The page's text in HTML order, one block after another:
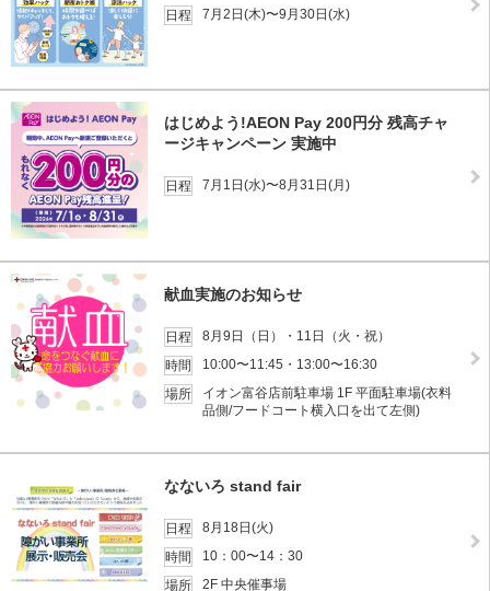
日程 7月2日(木)〜9月30日(水)
はじめよう!AEON Pay 200円分 残高チャ
ージキャンペーン 実施中
日程 7月1日(水)〜8月31日(月)
献血実施のお知らせ
日程
8月9日（日）・11日（火・祝）
時間
10:00〜11:45・13:00〜16:30
場所
イオン富谷店前駐車場 1F 平面駐車場(衣料
品側/フードコート横入口を出て左側)
なないろ stand fair
日程
8月18日(火)
時間
10：00〜14：30
場所
2F 中央催事場